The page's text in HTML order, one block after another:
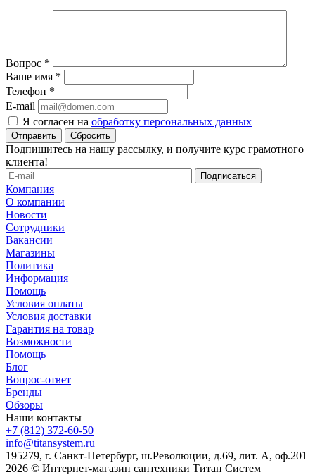
Вопрос *
Ваше имя *
Телефон *
E-mail
Я согласен на обработку персональных данных
Сбросить
Подпишитесь на нашу рассылку, и получите курс грамотного
клиента!
Компания
О компании
Новости
Сотрудники
Вакансии
Магазины
Политика
Информация
Помощь
Условия оплаты
Условия доставки
Гарантия на товар
Возможности
Помощь
Блог
Вопрос-ответ
Бренды
Обзоры
Наши контакты
+7 (812) 372-60-50
info@titansystem.ru
195279, г. Санкт-Петербург, ш.Революции, д.69, лит. А, оф.201
2026 © Интернет-магазин сантехники Титан Систем